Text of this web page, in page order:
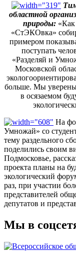
областной
природы:
«СтЭКОвка»
примером
поступать
«Разделяй и
Московской
больше. Мы
в осязаемом
На
Умножай» со
тему раздельного
поделились своим
Подмосковье,
проекта планы на
экологический
раз, при участии
представителей
депутатов и
Мы в